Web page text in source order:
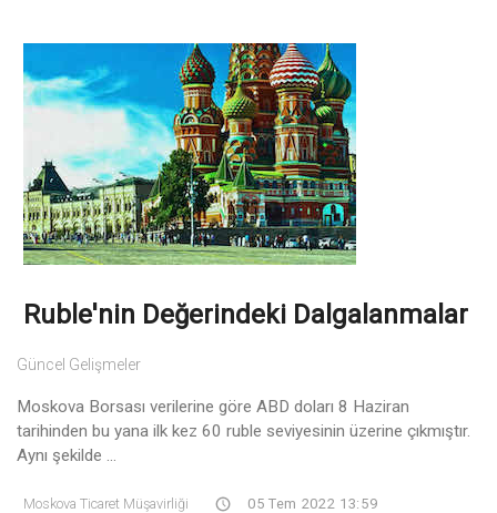
Ruble'nin Değerindeki Dalgalanmalar
Güncel Gelişmeler
Moskova Borsası verilerine göre ABD doları 8 Haziran
tarihinden bu yana ilk kez 60 ruble seviyesinin üzerine çıkmıştır.
Aynı şekilde ...
Moskova Ticaret Müşavirliği 05 Tem 2022 13:59